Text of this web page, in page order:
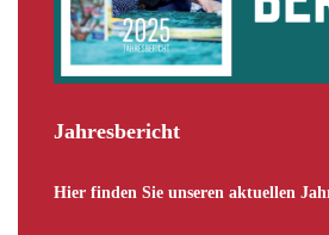
Jahresbericht
Hier finden Sie unseren aktuellen